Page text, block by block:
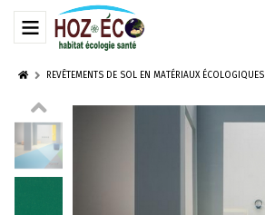
REVÊTEMENTS DE SOL EN MATÉRIAUX ÉCOLOGIQUES